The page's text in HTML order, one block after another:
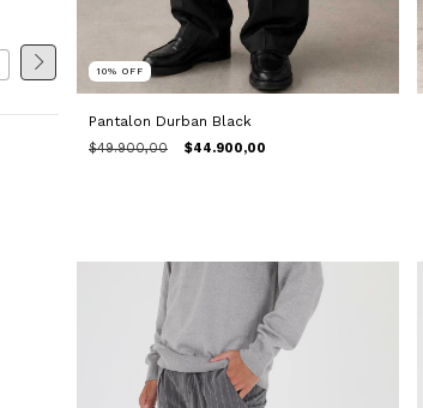
10% OFF
Pantalon Durban Black
$49.900,00 $44.900,00